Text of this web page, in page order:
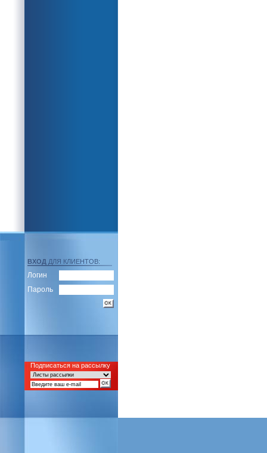
ВХОД ДЛЯ КЛИЕНТОВ:
Логин
Пароль
Подписаться на рассылку